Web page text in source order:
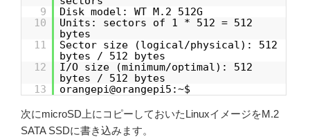
9
Disk model: WT M.2 512G
10
Units: sectors of 1 * 512 = 512
bytes
11
Sector size (logical/physical): 512
bytes / 512 bytes
12
I/O size (minimum/optimal): 512
bytes / 512 bytes
13
orangepi@orangepi5:~$
次にmicroSD上にコピーしておいたLinuxイメージをM.2
SATA SSDに書き込みます。